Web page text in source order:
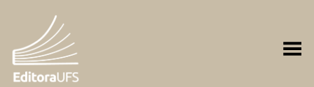
Toggle Menu